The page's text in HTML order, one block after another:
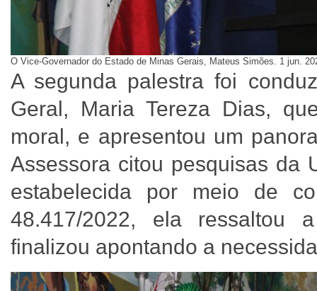
O Vice-Governador do Estado de Minas Gerais, Mateus Simões. 1 jun.
A segunda palestra foi
Geral, Maria Tereza Dias,
moral, e apresentou um
Assessora citou pesquisas da
estabelecida por meio de
48.417/2022, ela ressaltou
finalizou apontando a